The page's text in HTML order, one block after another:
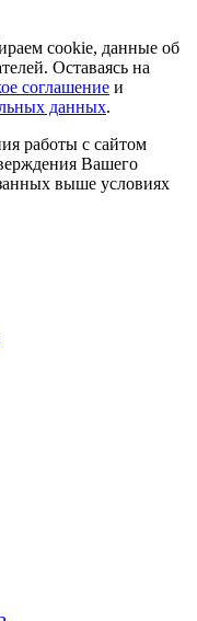
cookie, данные об
Оставаясь на
соглашение и
данных.
работы с сайтом
Вашего
выше условиях